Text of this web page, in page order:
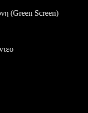
(Green Screen)